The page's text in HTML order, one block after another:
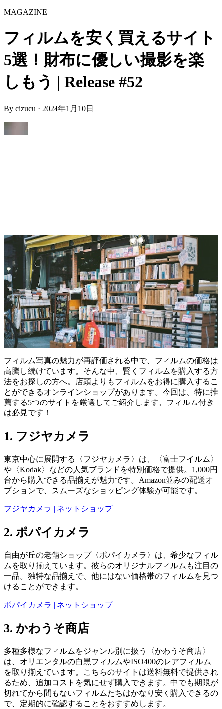
MAGAZINE
フィルムを安く買えるサイト
5選！財布に優しい撮影を楽
しもう | Release #52
By cizucu · 2024年1月10日
フィルム写真の魅力が再評価される中で、フィルムの価格は
高騰し続けています。そんな中、賢くフィルムを購入する方
法をお探しの方へ。店頭よりもフィルムをお得に購入するこ
とができるオンラインショップがあります。今回は、特に推
薦する5つのサイトを厳選してご紹介します。フィルム付き
は必見です！
1. フジヤカメラ
東京中心に展開する〈フジヤカメラ〉は、〈富士フイルム〉
や〈Kodak〉などの人気ブランドを特別価格で提供。1,000円
台から購入できる品揃えが魅力です。Amazon並みの配送オ
プションで、スムーズなショッピング体験が可能です。
フジヤカメラ | ネットショップ
2. ポパイカメラ
自由が丘の老舗ショップ〈ポパイカメラ〉は、希少なフィル
ムを取り揃えています。彼らのオリジナルフィルムも注目の
一品。独特な品揃えで、他にはない価格帯のフィルムを見つ
けることができます。
ポパイカメラ | ネットショップ
3. かわうそ商店
多種多様なフィルムをジャンル別に扱う〈かわうそ商店〉
は、オリエンタルの白黒フィルムやISO400のレアフィルム
を取り揃えています。こちらのサイトは送料無料で提供され
るため、追加コストを気にせず購入できます。中でも期限が
切れてから間もないフィルムたちはかなり安く購入できるの
で、定期的に確認することをおすすめします。